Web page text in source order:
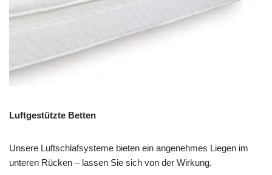
Luftgestützte Betten
Unsere Luftschlafsysteme bieten ein angenehmes Liegen im
unteren Rücken – lassen Sie sich von der Wirkung.